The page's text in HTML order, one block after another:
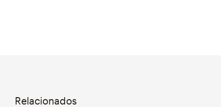
Relacionados